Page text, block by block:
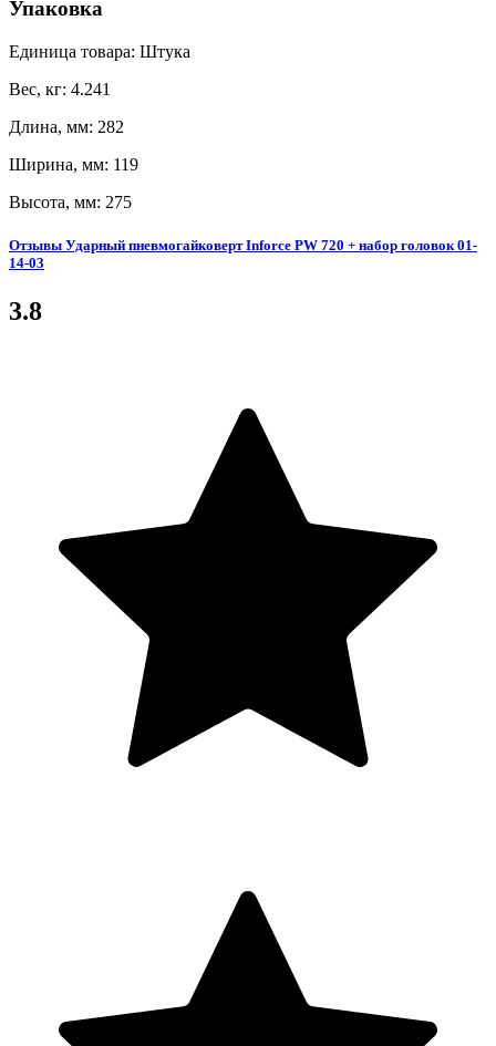
Упаковка
Единица товара: Штука
Вес, кг: 4.241
Длина, мм: 282
Ширина, мм: 119
Высота, мм: 275
Отзывы Ударный пневмогайковерт Inforce PW 720 + набор головок 01-
14-03
3.8